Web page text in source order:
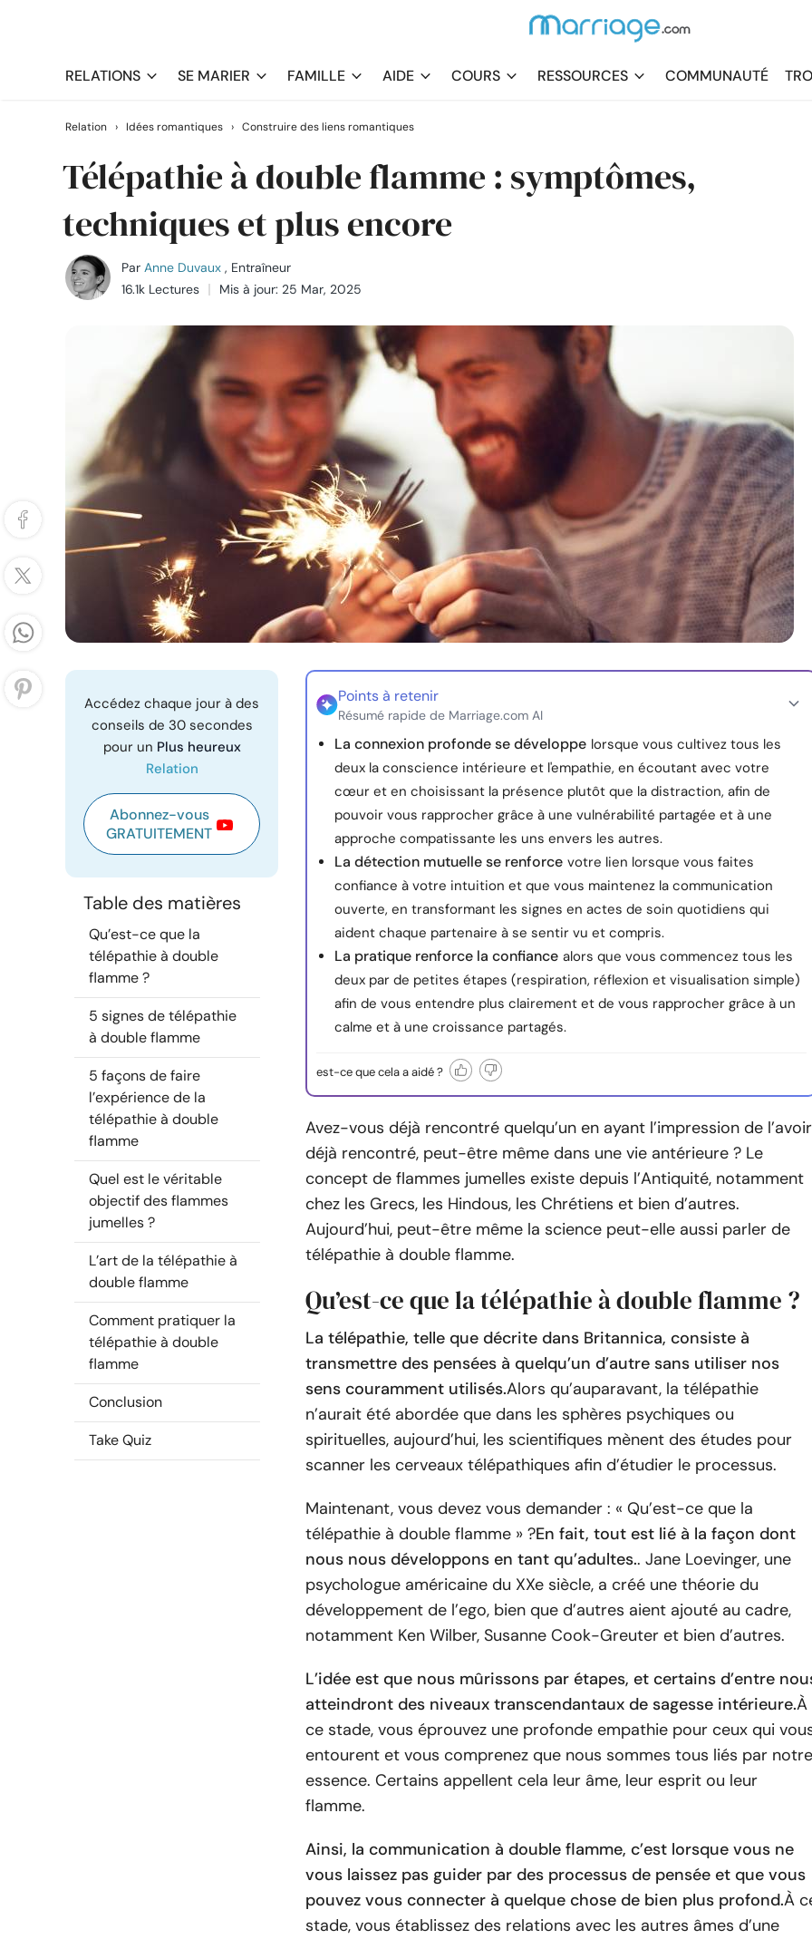
RELATIONS SE MARIER FAMILLE AIDE COURS RESSOURCES COMMUNAUTÉ
Relation › Idées romantiques › Construire des liens romantiques
Télépathie à double flamme : symptômes,
techniques et plus encore
Par Anne Duvaux , Entraîneur
16.1k Lectures
Mis à jour: 25 Mar, 2025
Accédez chaque jour à des
conseils de 30 secondes
pour un Plus heureux
Relation
Abonnez-vous
GRATUITEMENT
Table des matières
Qu’est-ce que la
télépathie à double
flamme ?
5 signes de télépathie
à double flamme
5 façons de faire
l’expérience de la
télépathie à double
flamme
Quel est le véritable
objectif des flammes
jumelles ?
L’art de la télépathie à
double flamme
Comment pratiquer la
télépathie à double
flamme
Conclusion
Take Quiz
Points à retenir
Résumé rapide de Marriage.com AI
La connexion profonde se développe lorsque vous cultivez tous les
deux la conscience intérieure et l'empathie, en écoutant avec votre
cœur et en choisissant la présence plutôt que la distraction, afin de
pouvoir vous rapprocher grâce à une vulnérabilité partagée et à une
approche compatissante les uns envers les autres.
La détection mutuelle se renforce votre lien lorsque vous faites
confiance à votre intuition et que vous maintenez la communication
ouverte, en transformant les signes en actes de soin quotidiens qui
aident chaque partenaire à se sentir vu et compris.
La pratique renforce la confiance alors que vous commencez tous les
deux par de petites étapes (respiration, réflexion et visualisation simple)
afin de vous entendre plus clairement et de vous rapprocher grâce à un
calme et à une croissance partagés.
est-ce que cela a aidé ?
Avez-vous déjà rencontré quelqu’un en ayant l’impression de l’avoir
déjà rencontré, peut-être même dans une vie antérieure ? Le
concept de flammes jumelles existe depuis l’Antiquité, notamment
chez les Grecs, les Hindous, les Chrétiens et bien d’autres.
Aujourd’hui, peut-être même la science peut-elle aussi parler de
télépathie à double flamme.
Qu’est-ce que la télépathie à double flamme ?
La télépathie, telle que décrite dans Britannica, consiste à
transmettre des pensées à quelqu’un d’autre sans utiliser nos
sens couramment utilisés.Alors qu’auparavant, la télépathie
n’aurait été abordée que dans les sphères psychiques ou
spirituelles, aujourd’hui, les scientifiques mènent des études pour
scanner les cerveaux télépathiques afin d’étudier le processus.
Maintenant, vous devez vous demander : « Qu’est-ce que la
télépathie à double flamme » ?En fait, tout est lié à la façon dont
nous nous développons en tant qu’adultes.. Jane Loevinger, une
psychologue américaine du XXe siècle, a créé une théorie du
développement de l’ego, bien que d’autres aient ajouté au cadre,
notamment Ken Wilber, Susanne Cook-Greuter et bien d’autres.
L’idée est que nous mûrissons par étapes, et certains d’entre
atteindront des niveaux transcendantaux de sagesse intérieure.À
ce stade, vous éprouvez une profonde empathie pour ceux qui
entourent et vous comprenez que nous sommes tous liés par notre
essence. Certains appellent cela leur âme, leur esprit ou leur
flamme.
Ainsi, la communication à double flamme, c’est lorsque vous ne
vous laissez pas guider par des processus de pensée et que vous
pouvez vous connecter à quelque chose de bien plus profond.À
stade, vous établissez des relations avec les autres âmes d’une